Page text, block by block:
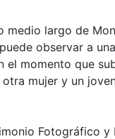
medio largo de
observar a
el momento que
mujer y un
Fotográfico y